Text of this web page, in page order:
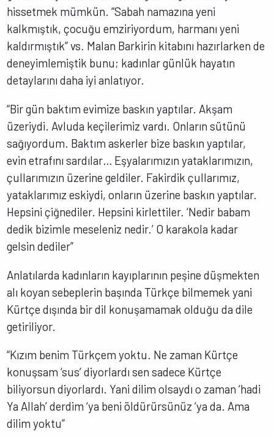
hissetmek mümkün. “Sabah namazına yeni
kalkmıştık, çocuğu emziriyordum, harmanı yeni
kaldırmıştık” vs. Malan Barkirin kitabını hazırlarken de
deneyimlemiştik bunu; kadınlar günlük hayatın
detaylarını daha iyi anlatıyor.
“Bir gün baktım evimize baskın yaptılar. Akşam
üzeriydi. Avluda keçilerimiz vardı. Onların sütünü
sağıyordum. Baktım askerler bize baskın yaptılar,
evin etrafını sardılar… Eşyalarımızın yataklarımızın,
çullarımızın üzerine geldiler. Fakirdik çullarımız,
yataklarımız eskiydi, onların üzerine baskın yaptılar.
Hepsini çiğnediler. Hepsini kirlettiler. ‘Nedir babam
dedik bizimle meseleniz nedir.’ O karakola kadar
gelsin dediler”
Anlatılarda kadınların kayıplarının peşine düşmekten
alı koyan sebeplerin başında Türkçe bilmemek yani
Kürtçe dışında bir dil konuşamamak olduğu da dile
getiriliyor.
“Kızım benim Türkçem yoktu. Ne zaman Kürtçe
konuşsam ‘sus’ diyorlardı sen sadece Kürtçe
biliyorsun diyorlardı. Yani dilim olsaydı o zaman ‘hadi
Ya Allah’ derdim ‘ya beni öldürürsünüz ‘ya da. Ama
dilim yoktu”